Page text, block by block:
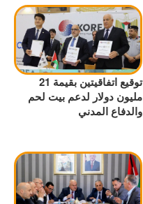
توقيع اتفاقيتين بقيمة 21
مليون دولار لدعم بيت لحم
والدفاع المدني